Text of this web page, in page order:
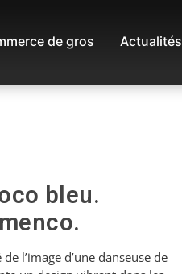
de gros Actualités
bleu.
l’image d’une danseuse de